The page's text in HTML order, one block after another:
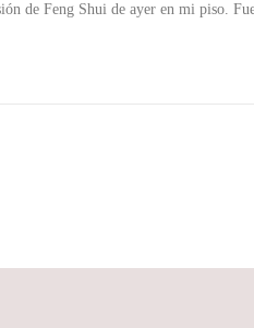
de Feng Shui de ayer en mi piso.